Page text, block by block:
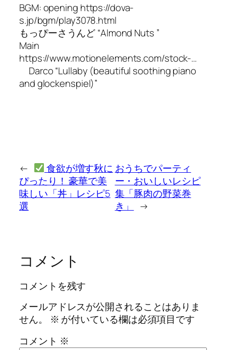
BGM: opening https://dova-
s.jp/bgm/play3078.html
もっぴーさうんど “Almond Nuts ”
Main
https://www.motionelements.com/stock-…
Darco “Lullaby (beautiful soothing piano
and glockenspiel)”
←
食欲が増す秋に
ぴったり！ 豪華で美
味しい「丼」レシピ5
選
おうちでパーティ
ー・おいしいレシピ
集「豚肉の野菜巻
き」
→
コメント
コメントを残す
メールアドレスが公開されることはありま
せん。
※ が付いている欄は必須項目です
コメント ※